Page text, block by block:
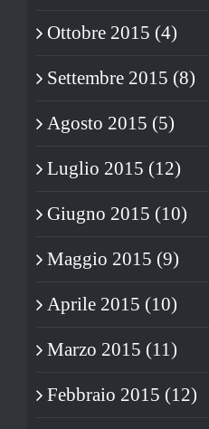
Ottobre 2015 (4)
Settembre 2015 (8)
Agosto 2015 (5)
Luglio 2015 (12)
Giugno 2015 (10)
Maggio 2015 (9)
Aprile 2015 (10)
Marzo 2015 (11)
Febbraio 2015 (12)